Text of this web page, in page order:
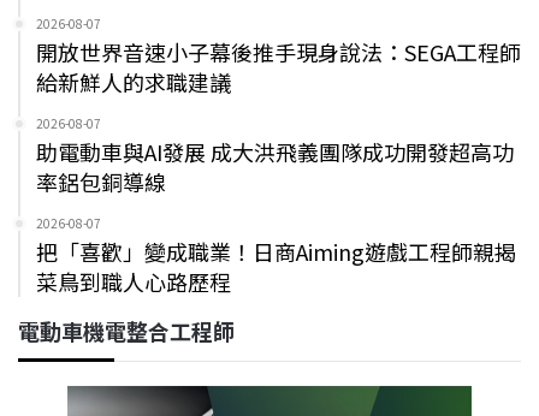
2026-08-07
開放世界音速小子幕後推手現身說法：SEGA工程師
給新鮮人的求職建議
2026-08-07
助電動車與AI發展 成大洪飛義團隊成功開發超高功
率鋁包銅導線
2026-08-07
把「喜歡」變成職業！日商Aiming遊戲工程師親揭
菜鳥到職人心路歷程
電動車機電整合工程師